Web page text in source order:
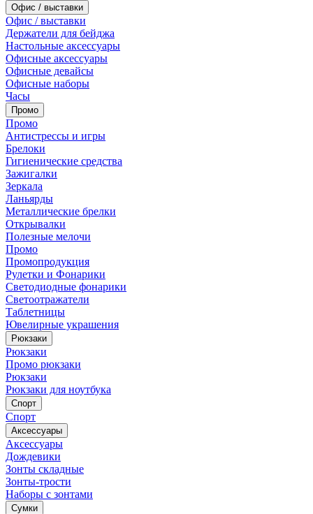
Офис / выставки
Офис / выставки
Держатели для бейджа
Настольные аксессуары
Офисные аксессуары
Офисные девайсы
Офисные наборы
Часы
Промо
Промо
Антистрессы и игры
Брелоки
Гигиенические средства
Зажигалки
Зеркала
Ланьярды
Металлические брелки
Открывалки
Полезные мелочи
Промо
Промопродукция
Рулетки и Фонарики
Светодиодные фонарики
Светоотражатели
Таблетницы
Ювелирные украшения
Рюкзаки
Рюкзаки
Промо рюкзаки
Рюкзаки
Рюкзаки для ноутбука
Спорт
Спорт
Аксессуары
Аксессуары
Дождевики
Зонты складные
Зонты-трости
Наборы с зонтами
Сумки